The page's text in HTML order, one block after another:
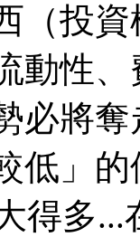
（投
動性
必將
低」
得多